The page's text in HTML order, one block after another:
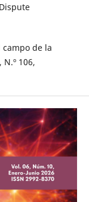
campo de la
106,